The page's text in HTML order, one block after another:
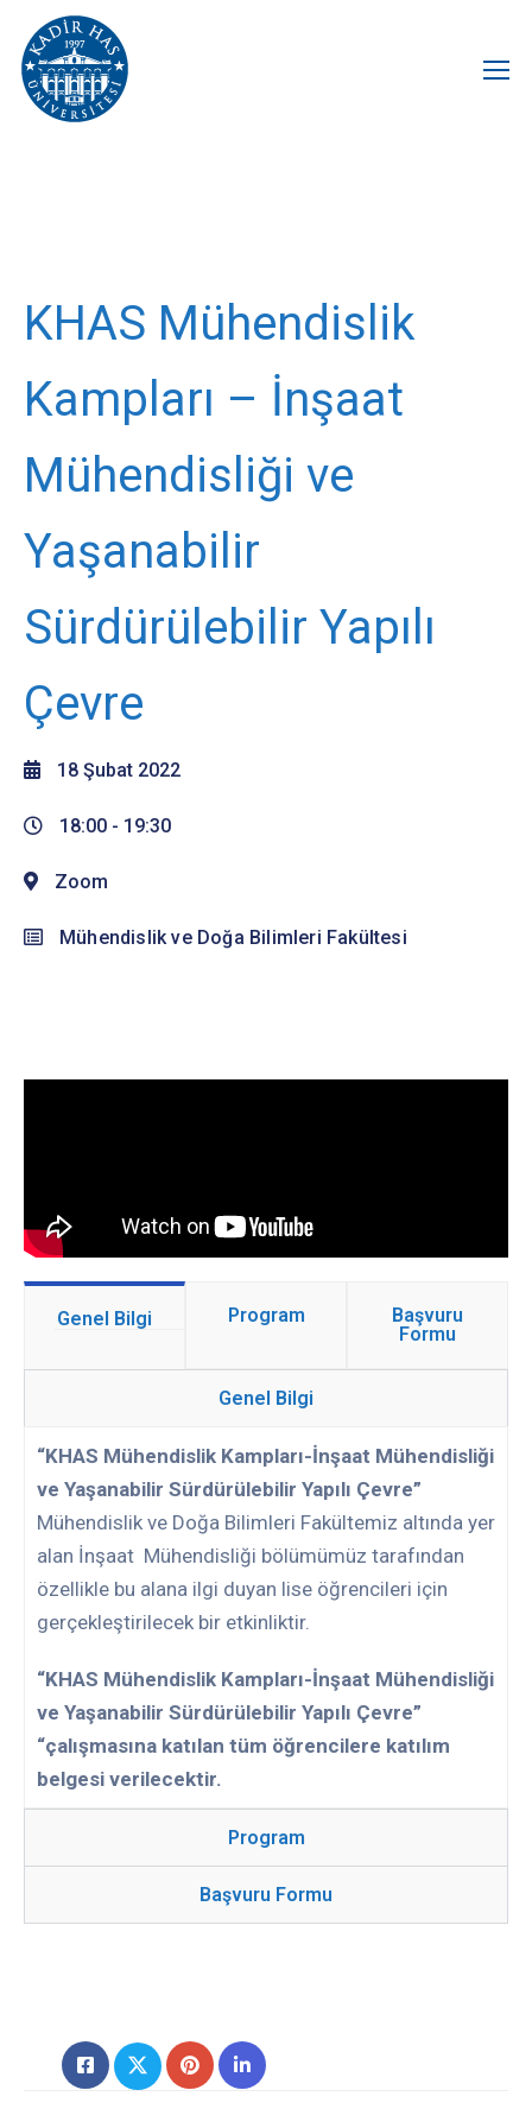
KHAS Mühendislik
Kampları – İnşaat
Mühendisliği ve
Yaşanabilir
Sürdürülebilir Yapılı
Çevre
18 Şubat 2022
18:00 - 19:30
Zoom
Mühendislik ve Doğa Bilimleri Fakültesi
Genel Bilgi Program
Başvuru
Formu
Genel Bilgi
“KHAS Mühendislik Kampları-İnşaat Mühendisliği
ve Yaşanabilir Sürdürülebilir Yapılı Çevre”
Mühendislik ve Doğa Bilimleri Fakültemiz altında yer
alan İnşaat Mühendisliği bölümümüz tarafından
özellikle bu alana ilgi duyan lise öğrencileri için
gerçekleştirilecek bir etkinliktir.
“KHAS Mühendislik Kampları-İnşaat Mühendisliği
ve Yaşanabilir Sürdürülebilir Yapılı Çevre”
“çalışmasına katılan tüm öğrencilere katılım
belgesi verilecektir.
Program
Başvuru Formu